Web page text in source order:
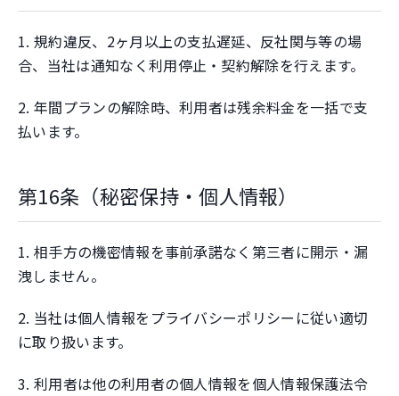
1. 規約違反、2ヶ月以上の支払遅延、反社関与等の場
合、当社は通知なく利用停止・契約解除を行えます。
2. 年間プランの解除時、利用者は残余料金を一括で支
払います。
第16条（秘密保持・個人情報）
1. 相手方の機密情報を事前承諾なく第三者に開示・漏
洩しません。
2. 当社は個人情報をプライバシーポリシーに従い適切
に取り扱います。
3. 利用者は他の利用者の個人情報を個人情報保護法令